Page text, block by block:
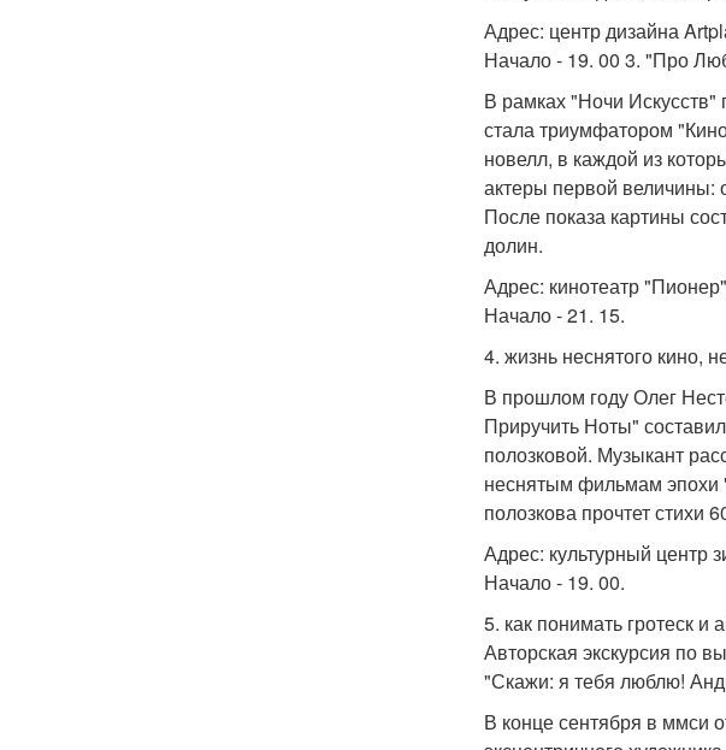
Адрес: центр дизайна
Начало - 19. 00 3. "Про
В рамках "Ночи Искусств"
стала триумфатором
новелл, в каждой из
актеры первой
После показа картины
долин.
Адрес: кинотеатр
Начало - 21. 15.
4. жизнь неснятого кино,
В прошлом году Олег
Приручить Ноты"
полозковой. Музыкант
неснятым фильмам эпохи
полозкова прочтет стихи
Адрес: культурный центр
Начало - 19. 00.
5. как понимать гротеск и
Авторская экскурсия по
"Скажи: я тебя люблю!
В конце сентября в ммси